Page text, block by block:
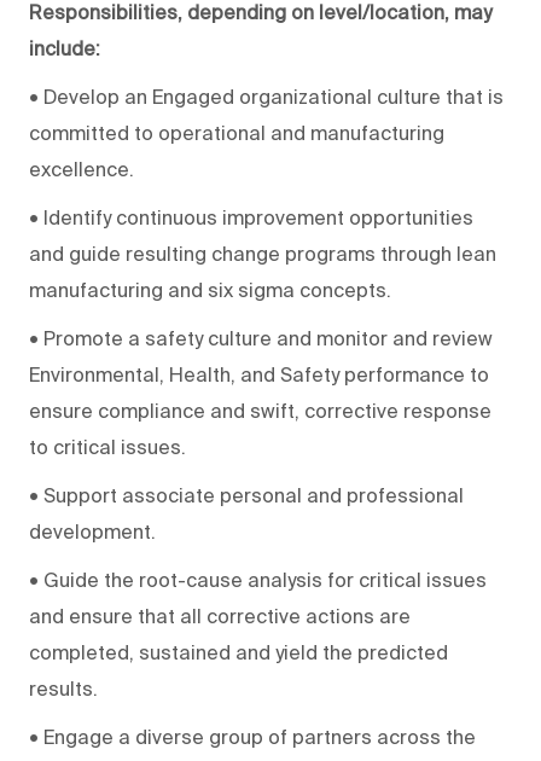
Responsibilities, depending on level/location, may
include:
• Develop an Engaged organizational culture that is
committed to operational and manufacturing
excellence.
• Identify continuous improvement opportunities
and guide resulting change programs through lean
manufacturing and six sigma concepts.
• Promote a safety culture and monitor and review
Environmental, Health, and Safety performance to
ensure compliance and swift, corrective response
to critical issues.
• Support associate personal and professional
development.
• Guide the root-cause analysis for critical issues
and ensure that all corrective actions are
completed, sustained and yield the predicted
results.
• Engage a diverse group of partners across the